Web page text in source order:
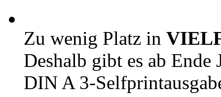
Zu wenig Platz in
Deshalb gibt es ab Ende
DIN A 3-